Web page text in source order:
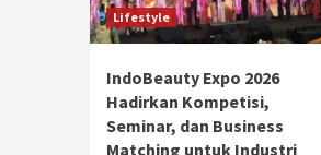
Lifestyle
IndoBeauty Expo 2026
Hadirkan Kompetisi,
Seminar, dan Business
Matching untuk Industri